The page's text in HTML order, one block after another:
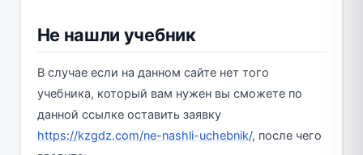
Не нашли учебник
В случае если на данном сайте нет того
учебника, который вам нужен вы сможете по
данной ссылке оставить заявку
https://kzgdz.com/ne-nashli-uchebnik/, после чего